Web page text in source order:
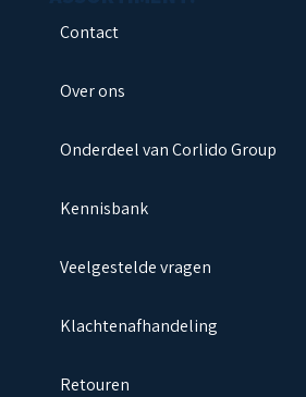
Contact
Over ons
Onderdeel van Corlido Group
Kennisbank
Veelgestelde vragen
Klachtenafhandeling
Retouren